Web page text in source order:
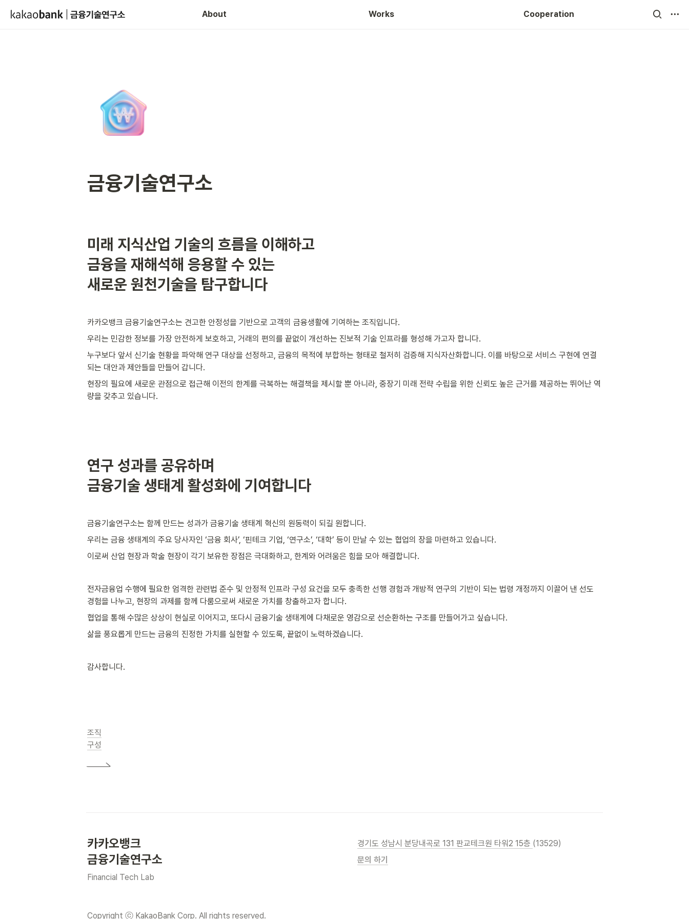
About Works Cooperation
기술블로그 >
금융기술연구소
미래 지식산업 기술의 흐름을 이해하고
금융을 재해석해 응용할 수 있는
새로운 원천기술을 탐구합니다
카카오뱅크 금융기술연구소는 견고한 안정성을 기반으로 고객의 금융생활에 기여하는 조직입니다.
우리는 민감한 정보를 가장 안전하게 보호하고, 거래의 편의를 끝없이 개선하는 진보적 기술 인프라를 형성해 가고자 합니다.
누구보다 앞서 신기술 현황을 파악해 연구 대상을 선정하고, 금융의 목적에 부합하는 형태로 철저히 검증해 지식자산화합니다. 이를 바탕으로 서비스 구현에 연결
되는 대안과 제안들을 만들어 갑니다.
현장의 필요에 새로운 관점으로 접근해 이전의 한계를 극복하는 해결책을 제시할 뿐 아니라, 중장기 미래 전략 수립을 위한 신뢰도 높은 근거를 제공하는 뛰어난 역
량을 갖추고 있습니다.
연구 성과를 공유하며
금융기술 생태계 활성화에 기여합니다
금융기술연구소는 함께 만드는 성과가 금융기술 생태계 혁신의 원동력이 되길 원합니다.
우리는 금융 생태계의 주요 당사자인 ‘금융 회사’, ‘핀테크 기업, ‘연구소’, ‘대학’ 등이 만날 수 있는 협업의 장을 마련하고 있습니다.
이로써 산업 현장과 학술 현장이 각기 보유한 장점은 극대화하고, 한계와 어려움은 힘을 모아 해결합니다.
전자금융업 수행에 필요한 엄격한 관련법 준수 및 안정적 인프라 구성 요건을 모두 충족한 선행 경험과 개방적 연구의 기반이 되는 법령 개정까지 이끌어 낸 선도
경험을 나누고, 현장의 과제를 함께 다룸으로써 새로운 가치를 창출하고자 합니다.
협업을 통해 수많은 상상이 현실로 이어지고, 또다시 금융기술 생태계에 다채로운 영감으로 선순환하는 구조를 만들어가고 싶습니다.
삶을 풍요롭게 만드는 금융의 진정한 가치를 실현할 수 있도록, 끝없이 노력하겠습니다.
감사합니다.
조직
구성
카카오뱅크
금융기술연구소
Financial Tech Lab
경기도 성남시 분당내곡로 131 판교테크원 타워2 15층 (13529)
문의 하기
Copyright ⓒ KakaoBank Corp. All rights reserved.